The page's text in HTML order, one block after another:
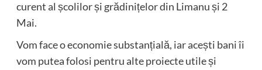
curent al școlilor și grădinițelor din Limanu și 2
Mai.
Vom face o economie substanțială, iar acești bani îi
vom putea folosi pentru alte proiecte utile și